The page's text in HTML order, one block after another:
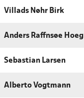
Villads Nøhr Birk
Anders Raffnsøe Hoeg
Sebastian Larsen
Alberto Vogtmann